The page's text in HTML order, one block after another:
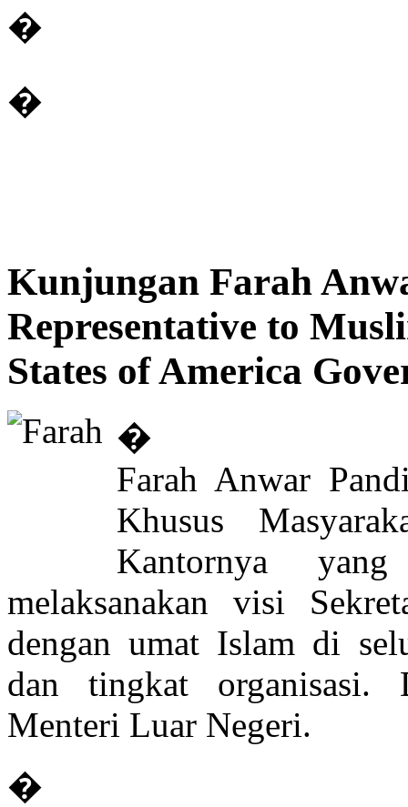
�
�
Kunjungan Farah
Representative to
States of America
�
Farah Anwar
Khusus
Kantornya
melaksanakan visi
dengan umat Islam di
dan tingkat organisasi.
Menteri Luar Negeri.
�